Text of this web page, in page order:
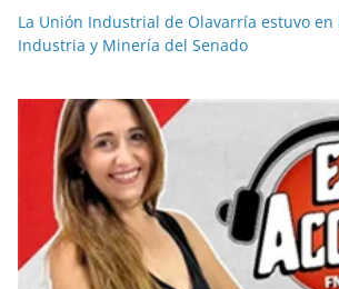
La Unión Industrial de Olavarría estuvo en
Industria y Minería del Senado